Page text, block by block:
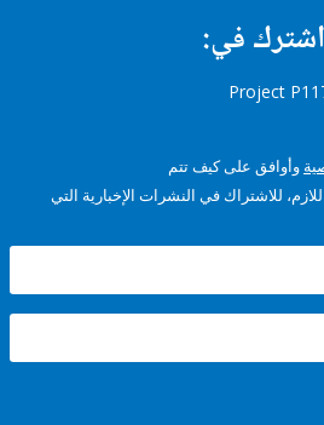
في:
على كيف تتم
في النشرات الإخبارية التي